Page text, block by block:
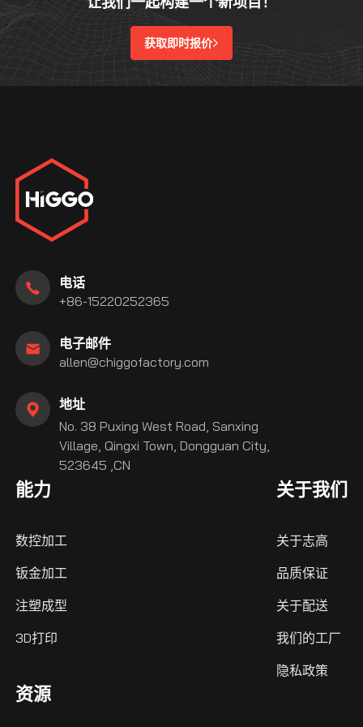
获取即时报价
电话
+86-15220252365
电子邮件
allen@chiggofactory.com
地址
No. 38 Puxing West Road, Sanxing
Village, Qingxi Town, Dongguan City,
523645 ,CN
能力
数控加工
钣金加工
注塑成型
3D打印
关于我们
关于志高
品质保证
关于配送
我们的工厂
隐私政策
资源